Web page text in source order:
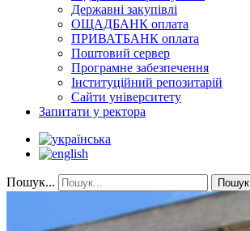
Державні закупівлі
ОЩАДБАНК оплата
ПРИВАТБАНК оплата
Поштовий сервер
Програмне забезпечення
Інституційний репозитарій
Сайти університету
Запитати у ректора
Пошук... Пошук